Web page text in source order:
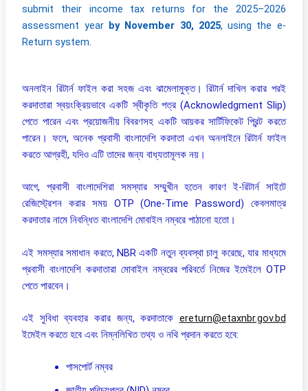
submit their income tax returns for the 2025–2026
assessment year by November 30, 2025, using the e-
Return system.
অনলাইন রিটার্ন ফাইল করা সহজ এবং ঝামেলামুক্ত। রিটার্ন দাখিল করার পরই
করদাতারা স্বয়ংক্রিয়ভাবে একটি স্বীকৃতি পত্র (Acknowledgment Slip)
পেতে পারেন এবং প্রয়োজনীয় বিবরণসহ একটি আয়কর সার্টিফিকেট প্রিন্ট করতে
পারেন। ফলে, অনেক প্রবাসী বাংলাদেশি করদাতা এখন অনলাইনে রিটার্ন ফাইল
করতে আগ্রহী, যদিও এটি তাদের জন্য বাধ্যতামূলক নয়।
আগে, প্রবাসী বাংলাদেশিরা সমস্যার সম্মুখীন হতেন কারণ ই-রিটার্ন সাইটে
রেজিস্ট্রেশন করার সময় OTP (One-Time Password) কেবলমাত্র
করদাতার নামে নিবন্ধিত বাংলাদেশি মোবাইল নম্বরে পাঠানো হতো।
এই সমস্যার সমাধান করতে, NBR একটি নতুন ব্যবস্থা চালু করেছে, যার মাধ্যমে
প্রবাসী বাংলাদেশি করদাতারা মোবাইল নম্বরের পরিবর্তে নিজের ইমেইলে OTP
পেতে পারবেন।
এই সুবিধা ব্যবহার করার জন্য, করদাতাকে ereturn@etaxnbr.gov.bd
ইমেইল করতে হবে এবং নিম্নলিখিত তথ্য ও নথি প্রদান করতে হবে:
পাসপোর্ট নম্বর